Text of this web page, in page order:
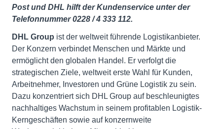
Post und DHL hilft der Kundenservice unter der
Telefonnummer 0228 / 4 333 112.
DHL Group ist der weltweit führende Logistikanbieter.
Der Konzern verbindet Menschen und Märkte und
ermöglicht den globalen Handel. Er verfolgt die
strategischen Ziele, weltweit erste Wahl für Kunden,
Arbeitnehmer, Investoren und Grüne Logistik zu sein.
Dazu konzentriert sich DHL Group auf beschleunigtes
nachhaltiges Wachstum in seinem profitablen Logistik-
Kerngeschäften sowie auf konzernweite